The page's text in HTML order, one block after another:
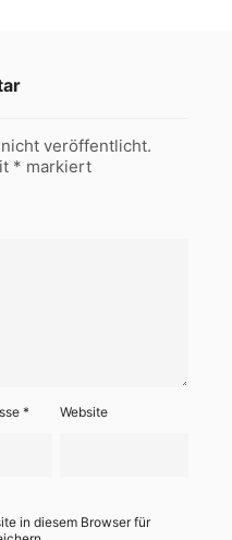
veröffentlicht.
* markiert
* Website
in diesem Browser für